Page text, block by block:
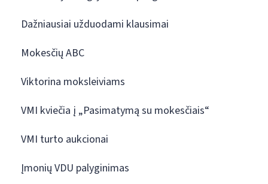
Dažniausiai užduodami klausimai
Mokesčių ABC
Viktorina moksleiviams
VMI kviečia į „Pasimatymą su mokesčiais“
VMI turto aukcionai
Įmonių VDU palyginimas